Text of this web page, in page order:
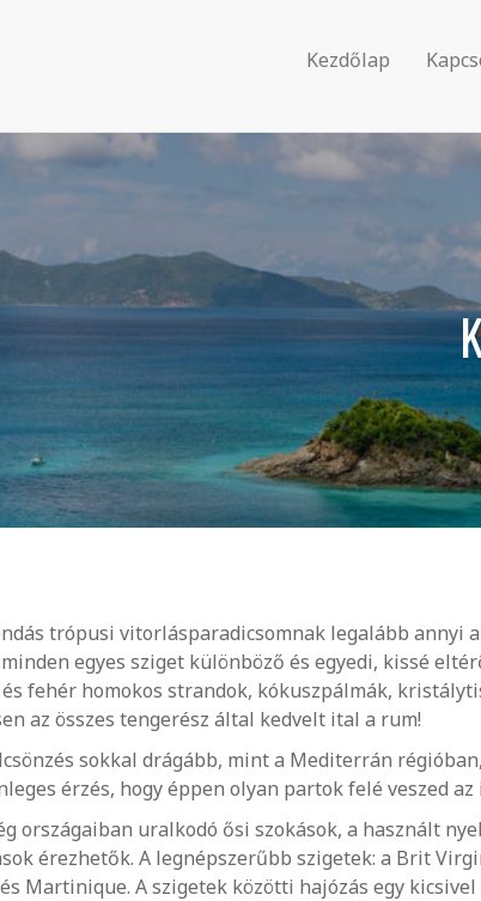
Kezdőlap
trópusi vitorlásparadicsomnak legalább annyi
egyes sziget különböző és egyedi, kissé
és fehér homokos strandok, kókuszpálmák,
az összes tengerész által kedvelt ital a rum!
sokkal drágább, mint a Mediterrán
érzés, hogy éppen olyan partok felé veszed
országaiban uralkodó ősi szokások, a használt
érezhetők. A legnépszerűbb szigetek: a Brit
Martinique. A szigetek közötti hajózás egy